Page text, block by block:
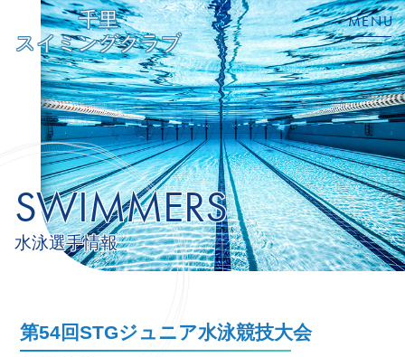
千里
スイミングクラブ
MENU
SWIMMERS
水泳選手情報
第54回STGジュニア水泳競技大会